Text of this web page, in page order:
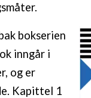
bokserien
inngår i
og er
Kapittel 1